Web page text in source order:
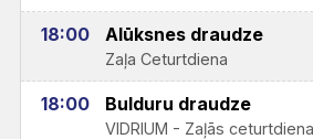
18:00 Alūksnes draudze
Zaļa Ceturtdiena
18:00 Bulduru draudze
VIDRIUM - Zaļās